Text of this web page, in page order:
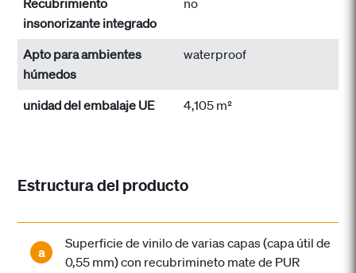
insonorizante integrado
Apto para ambientes
húmedos
waterproof
unidad del embalaje UE 4,105 m²
Estructura del producto
a
Superficie de vinilo de varias capas (capa útil de
0,55 mm) con recubrimineto mate de PUR